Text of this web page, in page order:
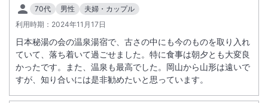
あり。スタッドレスタイヤ着用でおいで下さい。山形自動車道西川から
は、冬期通行止となります。
70代 男性
夫婦・カップル
利用時期： 2024年11月17日
日本秘湯の会の温泉湯宿で、古さの中にも今のものを取り入れ
ていて、落ち着いて過ごせました。特に食事は朝夕とも大変良
かったです。また、温泉も最高でした。岡山から山形は遠いで
すが、知り合いには是非勧めたいと思っています。